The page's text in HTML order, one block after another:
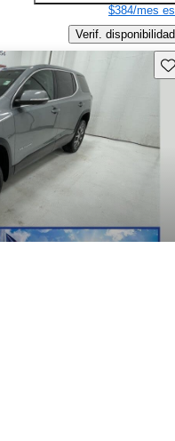
$384/mes
Verif. disponibilidad